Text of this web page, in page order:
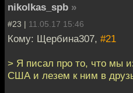
nikolkas_spb »
#23 | 11.05.17 15:46
Кому: Щербина307, #21
> Я писал про то, что мы
США и лезем к ним в